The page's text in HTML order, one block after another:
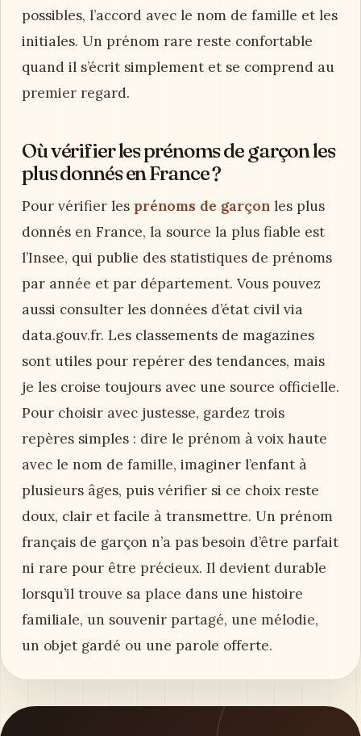
possibles, l’accord avec le nom de famille et les
initiales. Un prénom rare reste confortable
quand il s’écrit simplement et se comprend au
premier regard.
Où vérifier les prénoms de garçon les
plus donnés en France ?
Pour vérifier les prénoms de garçon les plus
donnés en France, la source la plus fiable est
l’Insee, qui publie des statistiques de prénoms
par année et par département. Vous pouvez
aussi consulter les données d’état civil via
data.gouv.fr. Les classements de magazines
sont utiles pour repérer des tendances, mais
je les croise toujours avec une source officielle.
Pour choisir avec justesse, gardez trois
repères simples : dire le prénom à voix haute
avec le nom de famille, imaginer l’enfant à
plusieurs âges, puis vérifier si ce choix reste
doux, clair et facile à transmettre. Un prénom
français de garçon n’a pas besoin d’être parfait
ni rare pour être précieux. Il devient durable
lorsqu’il trouve sa place dans une histoire
familiale, un souvenir partagé, une mélodie,
un objet gardé ou une parole offerte.